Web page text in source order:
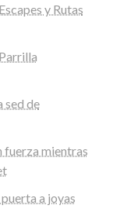
y Rutas
sed de
fuerza mientras
a joyas